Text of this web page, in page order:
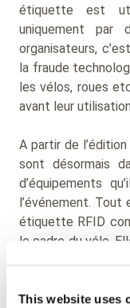
This website uses
étiquette est
uniquement par
organisateurs,
la fraude
les vélos, roues
avant leur
A partir de
sont désormais
d’équipements
l’événement.
étiquette RFID
le cadre du vélo.
course. Cette